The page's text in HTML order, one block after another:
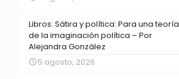
Libros: Sátira y política: Para una teoría
de la imaginación política – Por
Alejandra González
5 agosto, 2026